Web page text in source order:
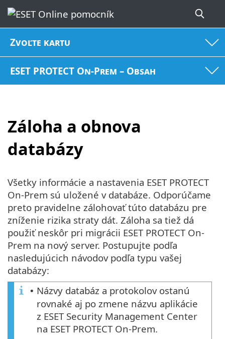
Zvoľte kartu
ESET PROTECT On-Prem – Obsah
Záloha a obnova
databázy
Všetky informácie a nastavenia ESET PROTECT
On-Prem sú uložené v databáze. Odporúčame
preto pravidelne zálohovať túto databázu pre
zníženie rizika straty dát. Záloha sa tiež dá
použiť neskôr pri migrácii ESET PROTECT On-
Prem na nový server. Postupujte podľa
nasledujúcich návodov podľa typu vašej
databázy:
• Názvy databáz a protokolov ostanú
rovnaké aj po zmene názvu aplikácie
z ESET Security Management Center
na ESET PROTECT On-Prem.